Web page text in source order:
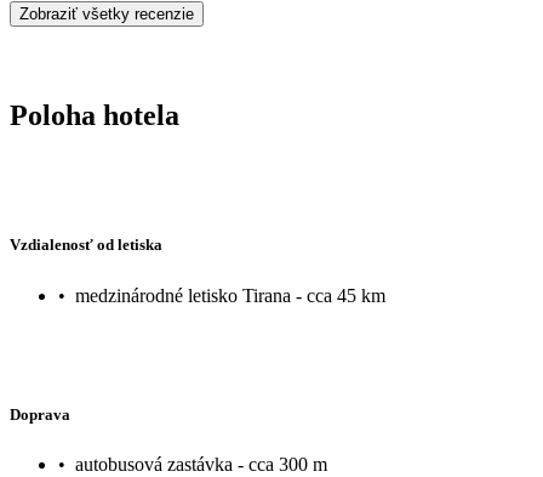
Zobraziť všetky recenzie
Poloha hotela
Vzdialenosť od letiska
• medzinárodné letisko Tirana - cca 45 km
Doprava
• autobusová zastávka - cca 300 m